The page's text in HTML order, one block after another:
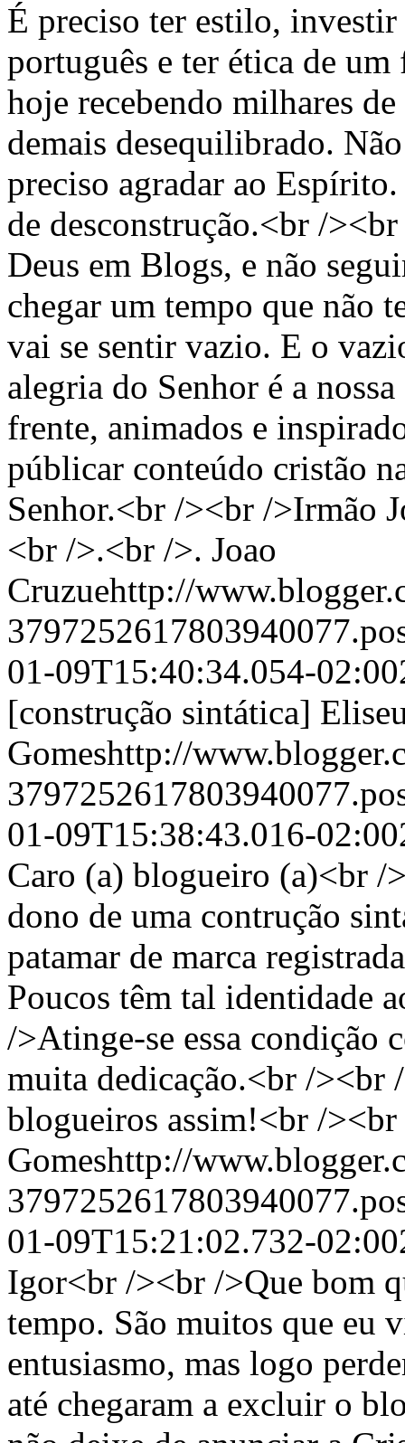
É preciso ter estilo,
português e ter ética de
hoje recebendo milhares
demais desequilibrado.
preciso agradar ao Espírito.
de desconstrução.<br /
Deus em Blogs, e não
chegar um tempo que não
vai se sentir vazio. E o
alegria do Senhor é a
frente, animados e
públicar conteúdo cristão
Senhor.<br /><br />Irmão
<br />.<br />. Joao
Cruzuehttp://
01-09T15:40:34.054-
[construção sintática]
Gomeshttp://
01-09T15:38:43.016-
Caro (a) blogueiro (a)<br /
dono de uma contrução
patamar de marca
Poucos têm tal identidade
/>Atinge-se essa condição
muita dedicação.<br /><br
blogueiros assim!<br /
Gomeshttp://
01-09T15:21:02.732-
Igor<br /><br />Que bom
tempo. São muitos que eu
entusiasmo, mas logo
até chegaram a excluir o